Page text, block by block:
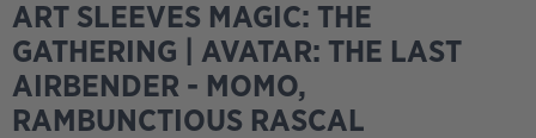
ART SLEEVES MAGIC: THE
GATHERING | AVATAR: THE LAST
AIRBENDER - MOMO,
RAMBUNCTIOUS RASCAL